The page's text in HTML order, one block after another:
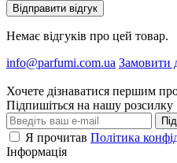
Відправити відгук
Немає відгуків про цей товар.
info@parfumi.com.ua Замовити
Хочете дізнаватися першим
Підпишіться на нашу розсилку
Я прочитав Політика
Інформація